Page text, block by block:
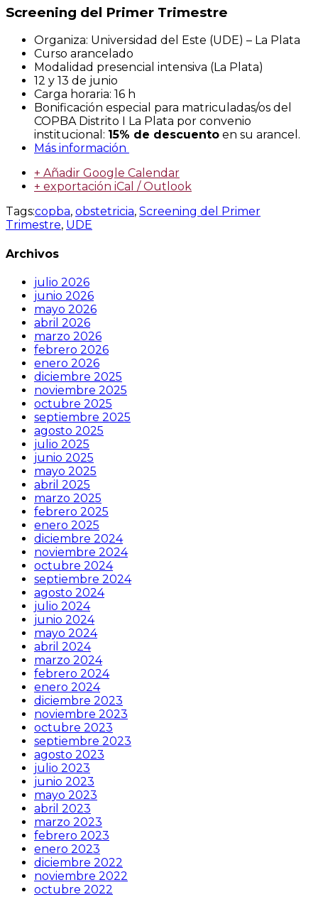
Screening del Primer Trimestre
Organiza: Universidad del Este (UDE) – La Plata
Curso arancelado
Modalidad presencial intensiva (La Plata)
12 y 13 de junio
Carga horaria: 16 h
Bonificación especial para matriculadas/os del
COPBA Distrito I La Plata por convenio
institucional: 15% de descuento en su arancel.
Más información
+ Añadir Google Calendar
+ exportación iCal / Outlook
Tags:copba, obstetricia, Screening del Primer
Trimestre, UDE
Archivos
julio 2026
junio 2026
mayo 2026
abril 2026
marzo 2026
febrero 2026
enero 2026
diciembre 2025
noviembre 2025
octubre 2025
septiembre 2025
agosto 2025
julio 2025
junio 2025
mayo 2025
abril 2025
marzo 2025
febrero 2025
enero 2025
diciembre 2024
noviembre 2024
octubre 2024
septiembre 2024
agosto 2024
julio 2024
junio 2024
mayo 2024
abril 2024
marzo 2024
febrero 2024
enero 2024
diciembre 2023
noviembre 2023
octubre 2023
septiembre 2023
agosto 2023
julio 2023
junio 2023
mayo 2023
abril 2023
marzo 2023
febrero 2023
enero 2023
diciembre 2022
noviembre 2022
octubre 2022